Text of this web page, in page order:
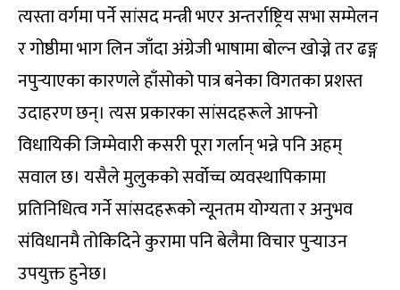
त्यस्ता वर्गमा पर्ने सांसद मन्त्री भएर अन्तर्राष्ट्रिय सभा सम्मेलन
र गोष्ठीमा भाग लिन जाँदा अंग्रेजी भाषामा बोल्न खोज्ने तर ढङ्ग
नपुर्‍याएका कारणले हाँसोको पात्र बनेका विगतका प्रशस्त
उदाहरण छन्। त्यस प्रकारका सांसदहरूले आफ्नो
विधायिकी जिम्मेवारी कसरी पूरा गर्लान् भन्ने पनि अहम्
सवाल छ। यसैले मुलुकको सर्वोच्च व्यवस्थापिकामा
प्रतिनिधित्व गर्ने सांसदहरूको न्यूनतम योग्यता र अनुभव
संविधानमै तोकिदिने कुरामा पनि बेलैमा विचार पुर्‍याउन
उपयुक्त हुनेछ।